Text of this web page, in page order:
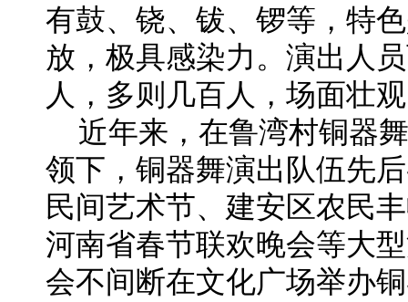
有鼓、铙、钹、锣等，特
放，极具感染力。演出人
人，多则几百人，场面壮
近年来，在鲁湾村铜器
领下，铜器舞演出队伍先
民间艺术节、建安区农民
河南省春节联欢晚会等大
会不间断在文化广场举办